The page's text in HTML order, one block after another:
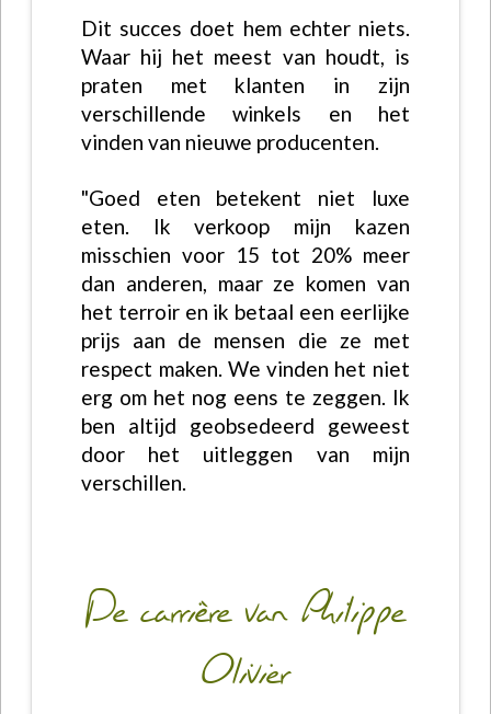
Dit succes doet hem echter niets.
Waar hij het meest van houdt, is
praten met klanten in zijn
verschillende winkels en het
vinden van nieuwe producenten.
"Goed eten betekent niet luxe
eten. Ik verkoop mijn kazen
misschien voor 15 tot 20% meer
dan anderen, maar ze komen van
het terroir en ik betaal een eerlijke
prijs aan de mensen die ze met
respect maken. We vinden het niet
erg om het nog eens te zeggen. Ik
ben altijd geobsedeerd geweest
door het uitleggen van mijn
verschillen.
De carrière van Philippe
Olivier